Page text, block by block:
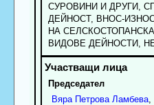
СУРОВИНИ И ДРУГИ,
ДЕЙНОСТ, ВНОС-
НА
ВИДОВЕ ДЕЙНОСТИ,
Председател
Вяра Петрова Ламбева,